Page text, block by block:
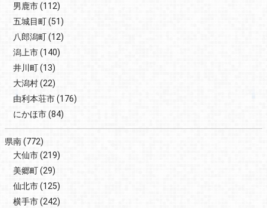
男鹿市(112)
五城目町(51)
八郎潟町(12)
潟上市(140)
井川町(13)
大潟村(22)
由利本荘市(176)
にかほ市(84)
県南(772)
大仙市(219)
美郷町(29)
仙北市(125)
横手市(242)